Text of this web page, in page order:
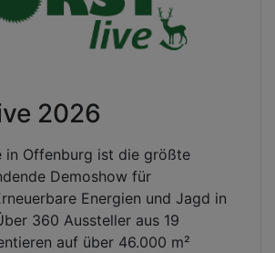
2026
in Offenburg ist die größte
Demoshow für
Energien und Jagd in
360 Aussteller aus 19
auf über 46.000 m²